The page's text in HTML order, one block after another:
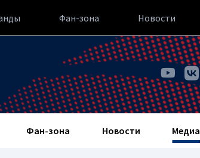
Фан-зона Новости
Фан-зона Новости Медиа